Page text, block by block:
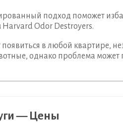
подход поможет
Odor Destroyers.
в любой квартире,
однако проблема может
— Цены